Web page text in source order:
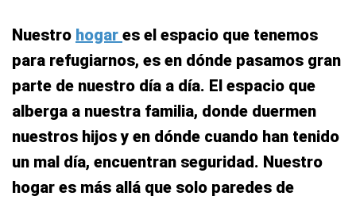
Nuestro hogar es el espacio que tenemos
para refugiarnos, es en dónde pasamos gran
parte de nuestro día a día. El espacio que
alberga a nuestra familia, donde duermen
nuestros hijos y en dónde cuando han tenido
un mal día, encuentran seguridad. Nuestro
hogar es más allá que solo paredes de